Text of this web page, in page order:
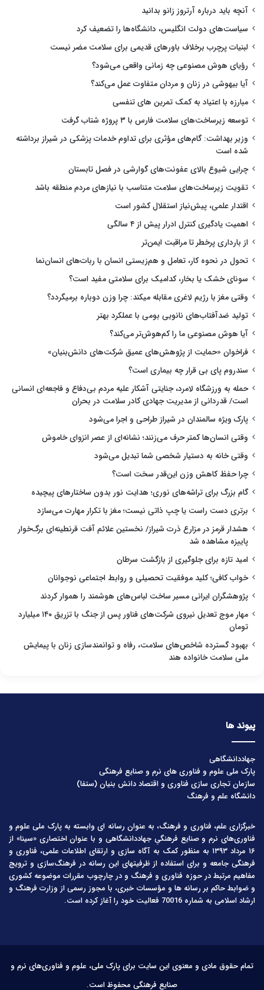
آنچه باید درباره آرتروز زانو بدانید
سیاست‌های دولت انگلیس، دانشگاه‌ها را تضعیف کرد
لبنیات پرچرب برخلاف باورهای قدیمی برای سلامت مضر نیست
رؤیای هوش مصنوعی چه زمانی واقعی می‌شود؟
آیا بیهوشی در زنان و مردان متفاوت عمل می‌کند؟
مبارزه با اعتیاد به کمک تمرین های تنفسی
توسعه زیرساخت‌های سلامت فارس با ۳ پروژه شتاب گرفت
وزیر بهداشت: گام‌های مؤثری برای تداوم خدمات پزشکی در شیراز برداشته
شده است
چرایی شیوع بالای عفونت‌های گوارشی در فصل تابستان
تقویت زیرساخت‌های سلامت متناسب با نیازهای مردم منطقه باشد
اقتدار علمی، پیش‌نیاز استقلال کشور است
اهمیت یادگیری کنترل ادرار پیش از ۴ سالگی
از بارداری پرخطر تا مراقبت ایمن‌تر
تحول در نحوه کار، تعامل و هم‌زیستی انسان با ربات‌های انسان‌نما
سونای خشک یا بخار، کدامیک برای سلامتی مفید است؟
وقتی مغز با رژیم لاغری مقابله میکند: چرا وزن دوباره برمیگردد؟
تولید ضدآفتاب‌های نانویی بومی با عملکرد بهتر
آیا هوش مصنوعی ما را کم‌هوش‌تر می‌کند؟
فراخوان «حمایت از پژوهش‌های عمیق شرکت‌های دانش‌بنیان»
سندروم پای بی قرار چه بیماری است؟
حمله به ورزشگاه لامرد، جنایتی آشکار علیه مردم بی‌دفاع و فاجعه‌ای انسانی
است/ قدردانی از مدیریت جهادی کادر سلامت در بحران
پارک ویژه سالمندان در شیراز طراحی و اجرا می‌شود
وقتی انسان‌ها کمتر حرف می‌زنند؛ نشانه‌ای از عصر انزوای خاموش
وقتی خانه به دستیار شخصی شما تبدیل می‌شود
چرا حفظ کاهش وزن این‌قدر سخت است؟
گام بزرگ برای تراشه‌های نوری؛ هدایت نور بدون ساختارهای پیچیده
برتری دست راست یا چپ ذاتی نیست؛ مغز با تکرار مهارت می‌سازد
هشدار قرمز در مزارع ذرت شیراز/ نخستین علائم آفت قرنطینه‌ای برگ‌خوار
پاییزه مشاهده شد
امید تازه برای جلوگیری از بازگشت سرطان
خواب کافی؛ کلید موفقیت تحصیلی و روابط اجتماعی نوجوانان
پژوهشگران ایرانی مسیر ساخت لباس‌های هوشمند را هموار کردند
مهار موج تعدیل نیروی شرکت‌های فناور پس از جنگ با تزریق ۱۴۰ میلیارد
تومان
بهبود گسترده شاخص‌های سلامت، رفاه و توانمندسازی زنان با پیمایش
ملی سلامت خانواده هند
پیوند ها
جهاددانشگاهی
پارک ملی علوم و فناوری های نرم و صنایع فرهنگی
سازمان تجاری سازی فناوری و اقتصاد دانش بنیان (ستفا)
دانشگاه علم و فرهنگ
خبرگزاری علم، فناوری و فرهنگ، به عنوان رسانه ای وابسته به پارک ملی علوم و
فناوری‌های نرم و صنایع فرهنگیِ جهاددانشگاهی و با عنوان اختصاری «سینا» از
۱۶ مرداد ۱۳۹۳ به منظور کمک به آگاه سازی و ارتقای اطلاعات علمی، فناوری و
فرهنگی جامعه و برای استفاده از ظرفیتهای این رسانه در فرهنگ‌سازی و ترویج
مفاهیم مرتبط در حوزه فناوری و فرهنگ و در چارچوب مقررات موضوعه کشوری
و ضوابط حاکم بر رسانه ها و مؤسسات خبری، با مجوز رسمی از وزارت فرهنگ و
ارشاد اسلامی به شماره 70016 فعالیت خود را آغاز کرده است.
تمام حقوق مادی و معنوی این سایت برای پارک ملی، علوم و فناوری‌های نرم و
صنایع فرهنگی محفوظ است.